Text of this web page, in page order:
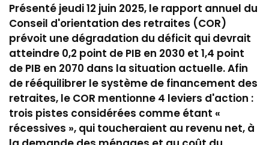
Présenté jeudi 12 juin 2025, le rapport annuel du
Conseil d'orientation des retraites (COR)
prévoit une dégradation du déficit qui devrait
atteindre 0,2 point de PIB en 2030 et 1,4 point
de PIB en 2070 dans la situation actuelle. Afin
de rééquilibrer le système de financement des
retraites, le COR mentionne 4 leviers d'action :
trois pistes considérées comme étant «
récessives », qui toucheraient au revenu net, à